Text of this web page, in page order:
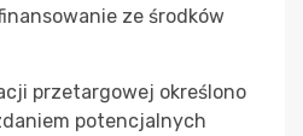
ze środków
przetargowej określono
potencjalnych